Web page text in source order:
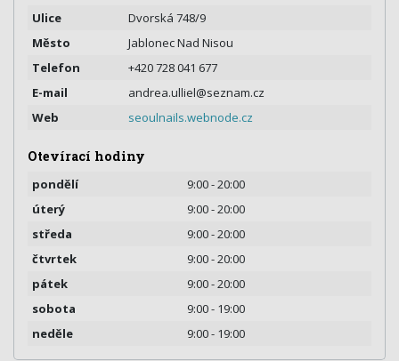
Ulice
Dvorská 748/9
Město
Jablonec Nad Nisou
Telefon
+420 728 041 677
E-mail
andrea.ulliel@seznam.cz
Web
seoulnails.webnode.cz
Otevírací hodiny
pondělí
9:00 - 20:00
úterý
9:00 - 20:00
středa
9:00 - 20:00
čtvrtek
9:00 - 20:00
pátek
9:00 - 20:00
sobota
9:00 - 19:00
neděle
9:00 - 19:00